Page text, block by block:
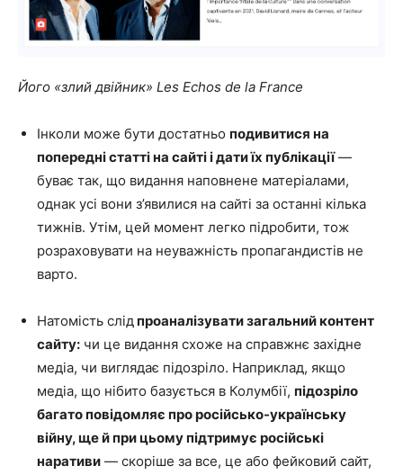
Його «злий двійник» Les Echos de la France
Інколи може бути достатньо подивитися на
попередні статті на сайті і дати їх публікації—
буває так, що видання наповнене матеріалами,
однак усі вони з’явилися на сайті за останні кілька
тижнів. Утім, цей момент легко підробити, тож
розраховувати на неуважність пропагандистів не
варто.
Натомість слідпроаналізувати загальний контент
сайту: чи це видання схоже на справжнє західне
медіа, чи виглядає підозріло. Наприклад, якщо
медіа, що нібито базується в Колумбії, підозріло
багато повідомляє про російсько-українську
війну, ще й при цьому підтримує російські
наративи — скоріше за все, це або фейковий сайт,